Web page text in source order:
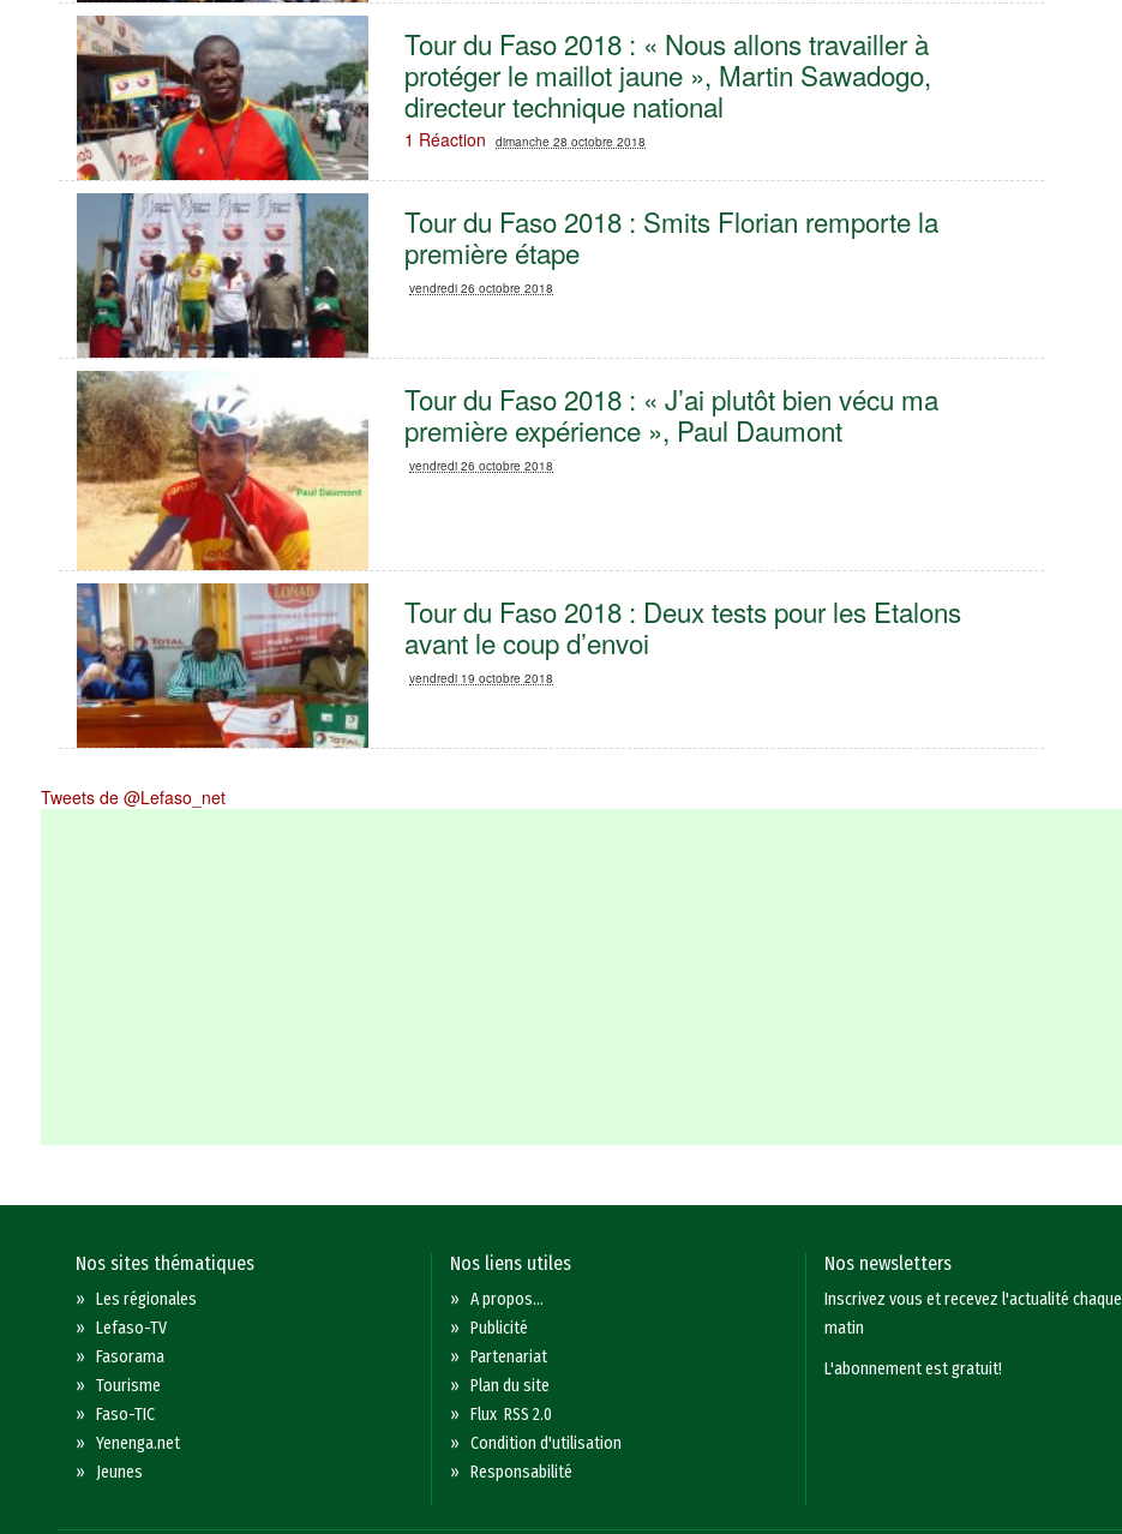
Tour du Faso 2018 : « Nous allons travailler à
protéger le maillot jaune », Martin Sawadogo,
directeur technique national
1 Réaction dimanche 28 octobre 2018
Tour du Faso 2018 : Smits Florian remporte la
première étape
vendredi 26 octobre 2018
Tour du Faso 2018 : « J’ai plutôt bien vécu ma
première expérience », Paul Daumont
vendredi 26 octobre 2018
Tour du Faso 2018 : Deux tests pour les Etalons
avant le coup d’envoi
vendredi 19 octobre 2018
Tweets de @Lefaso_net
Nos sites thématiques
» Les régionales
» Lefaso-TV
» Fasorama
» Tourisme
» Faso-TIC
» Yenenga.net
» Jeunes
Nos liens utiles
» A propos...
» Publicité
» Partenariat
» Plan du site
» Flux RSS 2.0
» Condition d'utilisation
» Responsabilité
Nos newsletters
Inscrivez vous et recevez l'actualité chaque
matin
L'abonnement est gratuit!